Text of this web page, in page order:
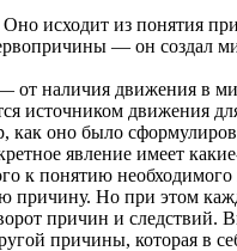
исходит из понятия
— он создал
наличия движения в
источником движения
оно было
явление имеет
к понятию
Но при этом
причин и следствий.
причины, которая в